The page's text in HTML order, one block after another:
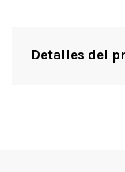
Detalles del